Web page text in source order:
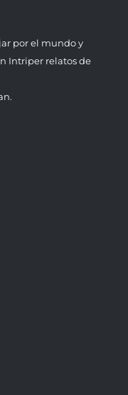
por el mundo y
Intriper relatos de